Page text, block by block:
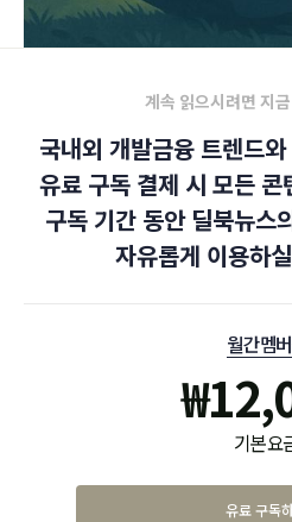
계속 읽으시려면 지
국내외 개발금융 트렌드
유료 구독 결제 시 모든
구독 기간 동안 딜북뉴스
자유롭게 이용하
월간 멤
₩
기본 요
유료 구독